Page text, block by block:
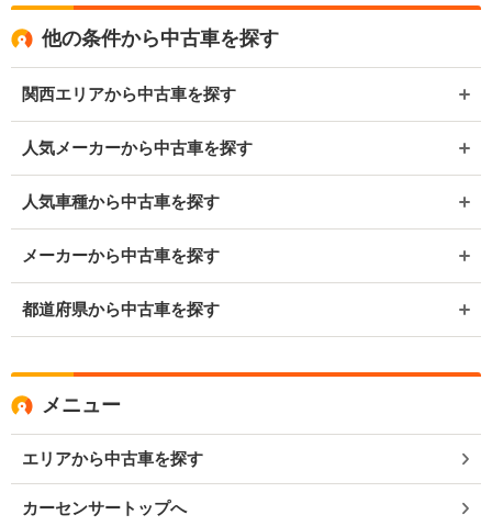
他の条件から中古車を探す
関西エリアから中古車を探す
人気メーカーから中古車を探す
人気車種から中古車を探す
メーカーから中古車を探す
都道府県から中古車を探す
メニュー
エリアから中古車を探す
カーセンサートップへ